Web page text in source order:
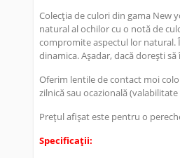
Colecția de culori din gama New
natural al ochilor cu o notă de
compromite aspectul lor natural.
dinamica. Așadar, dacă dorești
Oferim lentile de contact moi
zilnică sau ocazională
Prețul afișat este pentru o
Specificații: